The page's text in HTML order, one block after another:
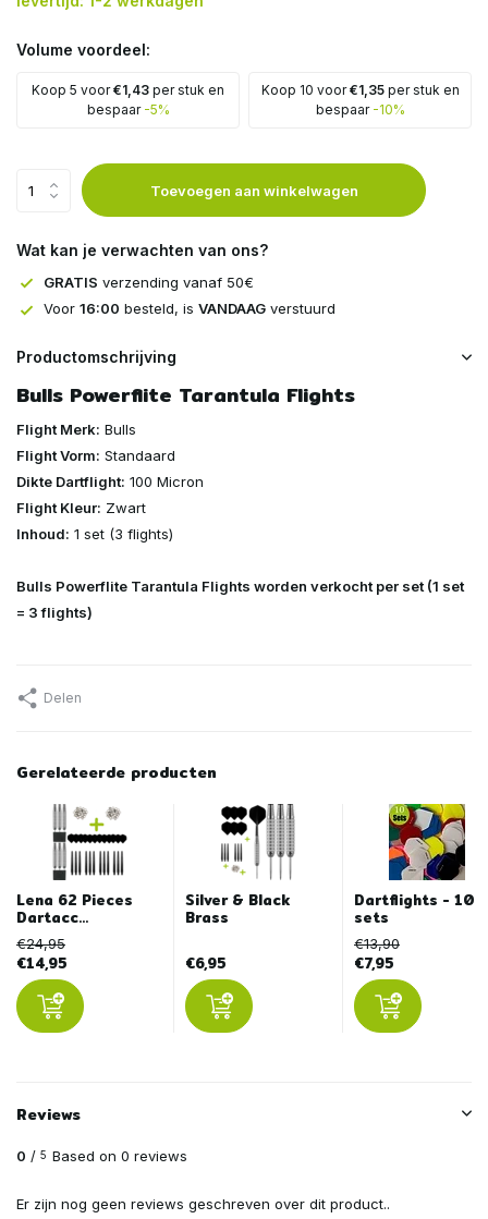
Volume voordeel:
Koop 5 voor€1,43 per stuk en
bespaar -5%
Koop 10 voor€1,35per stuk en
bespaar -10%
Toevoegen aan winkelwagen
Wat kan je verwachten van ons?
GRATIS verzending vanaf 50€
Voor 16:00 besteld, is VANDAAG verstuurd
Productomschrijving
Bulls Powerflite Tarantula Flights
Flight Merk: Bulls
Flight Vorm: Standaard
Dikte Dartflight: 100 Micron
Flight Kleur: Zwart
Inhoud: 1 set (3 flights)
Bulls Powerflite Tarantula Flights worden verkocht per set (1 set
= 3 flights)
Delen
Gerelateerde producten
Lena 62 Pieces
Dartacc...
€24,95
€14,95
Silver & Black
Brass
€6,95
Dartflights - 10
sets
€13,90
€7,95
Reviews
0 / 5 Based on 0 reviews
Er zijn nog geen reviews geschreven over dit product..